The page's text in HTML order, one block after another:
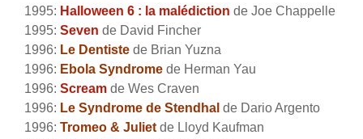
1995: Halloween 6 : la malédiction de Joe Chappelle
1995: Seven de David Fincher
1996: Le Dentiste de Brian Yuzna
1996: Ebola Syndrome de Herman Yau
1996: Scream de Wes Craven
1996: Le Syndrome de Stendhal de Dario Argento
1996: Tromeo & Juliet de Lloyd Kaufman